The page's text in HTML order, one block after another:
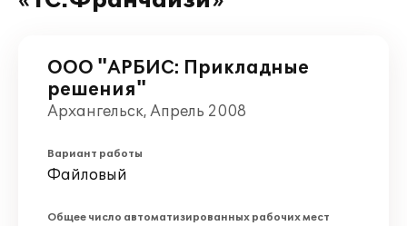
ООО "АРБИС: Прикладные
решения"
Архангельск, Апрель 2008
Вариант работы
Файловый
Общее число автоматизированных рабочих мест